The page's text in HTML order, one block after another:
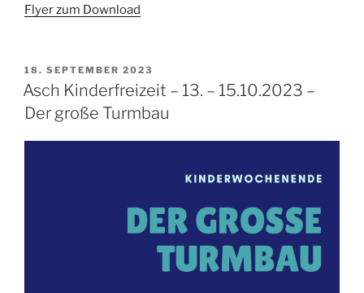
Flyer zum Download
VERÖFFENTLICHT
AM
18. SEPTEMBER 2023
Asch Kinderfreizeit – 13. – 15.10.2023 –
Der große Turmbau